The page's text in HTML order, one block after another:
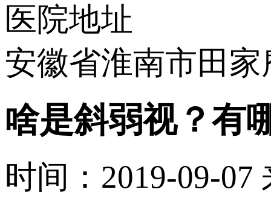
医院地址
安徽省淮南市田
啥是斜弱视？有
时间：2019-09-07